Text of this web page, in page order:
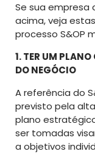
Se sua empresa
acima, veja
processo S&OP
1. TER UM
DO NEGÓCIO
A referência do
previsto pela
plano
ser tomadas
a objetivos